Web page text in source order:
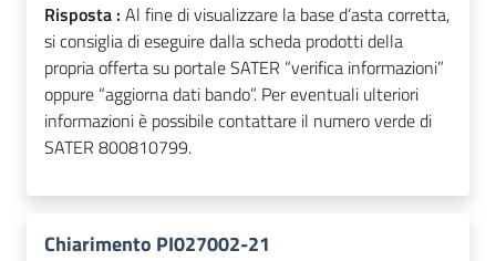
Risposta : Al fine di visualizzare la base d’asta corretta,
si consiglia di eseguire dalla scheda prodotti della
propria offerta su portale SATER “verifica informazioni”
oppure “aggiorna dati bando”. Per eventuali ulteriori
informazioni è possibile contattare il numero verde di
SATER 800810799.
Chiarimento PI027002-21